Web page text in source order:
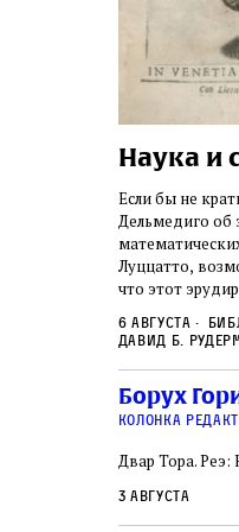
иврит,
и
Наука и
Если бы не
Дельмедиго об
Луццатто,
что этот
какое‑то
из раввинов
6 августа
Давид Б.
Борух
колонка
Двар Тора. Реэ:
3 августа